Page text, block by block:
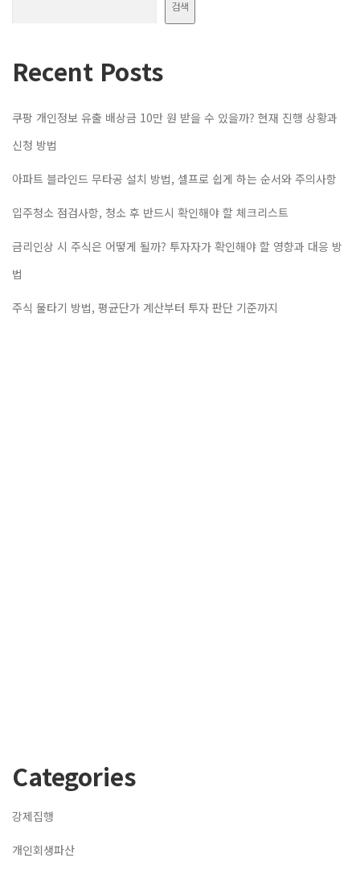
검색
Recent Posts
쿠팡 개인정보 유출 배상금 10만 원 받을 수 있을까? 현재 진행 상황과
신청 방법
아파트 블라인드 무타공 설치 방법, 셀프로 쉽게 하는 순서와 주의사항
입주청소 점검사항, 청소 후 반드시 확인해야 할 체크리스트
금리인상 시 주식은 어떻게 될까? 투자자가 확인해야 할 영향과 대응 방
법
주식 물타기 방법, 평균단가 계산부터 투자 판단 기준까지
Categories
강제집행
개인회생파산